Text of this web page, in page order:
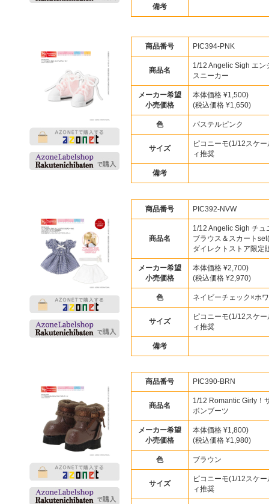
備考
商品番号 PIC394-PNK
商品名
1/12 Angelic Sigh エン
スニーカー
メーカー希望
小売価格
本体価格 ¥1,500)
(税込価格 ¥1,650)
色 パステルピンク
サイズ
ピコニーモ(1/12スケ
ィ推奨
備考
商品番号 PIC392-NVW
商品名
1/12 Angelic Sigh チュ
ブラウス＆スカート
ダイレクトストア限定
メーカー希望
小売価格
本体価格 ¥2,700)
(税込価格 ¥2,970)
色 ネイビーチェック×ホ
サイズ
ピコニーモ(1/12スケ
ィ推奨
備考
商品番号 PIC390-BRN
商品名
1/12 Romantic Girly！
ボンブーツ
メーカー希望
小売価格
本体価格 ¥1,800)
(税込価格 ¥1,980)
色 ブラウン
サイズ
ピコニーモ(1/12スケ
ィ推奨